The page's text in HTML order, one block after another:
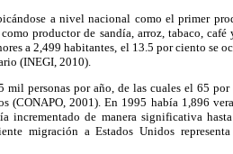
a nivel nacional como el primer
productor de sandía, arroz, tabaco, café
a 2,499 habitantes, el 13.5 por ciento se
(INEGI, 2010).
personas por año, de las cuales el 65 por
(CONAPO, 2001). En 1995 había 1,896
de manera significativa
migración a Estados Unidos